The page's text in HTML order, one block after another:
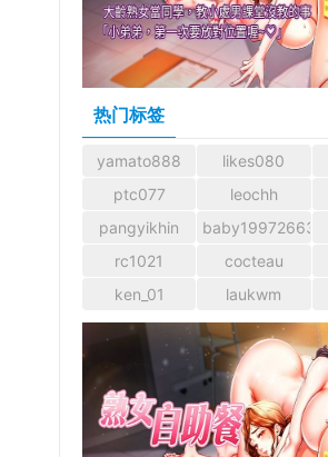
热门标签
yamato888 likes080
ptc077
leochh
pangyikhin
baby1997266366
rc1021
cocteau
ken_01
laukwm